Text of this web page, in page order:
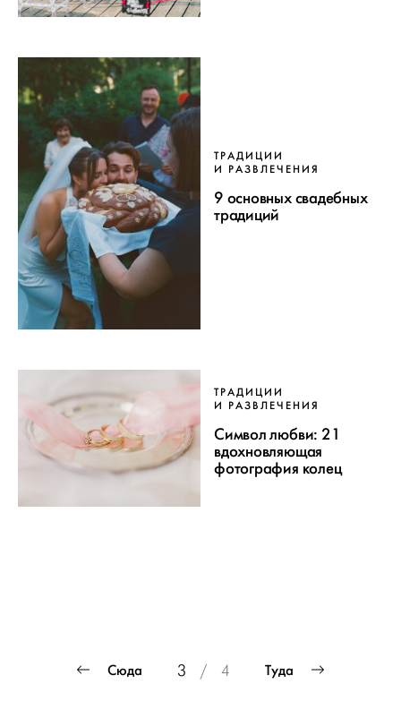
ТРАДИЦИИ
И РАЗВЛЕЧЕНИЯ
9 основных свадебных
традиций
ТРАДИЦИИ
И РАЗВЛЕЧЕНИЯ
Символ любви: 21
вдохновляющая
фотография колец
Пагинация
Сюда 3 / 4 Туда
ПРОЕКТ
СВАДЬБЫ